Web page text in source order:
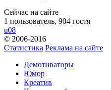
Сейчас на сайте
1 пользователь, 904 гостя
u08
© 2006-2016
Статистика Реклама на сайте
Демотиваторы
Юмор
Креатив